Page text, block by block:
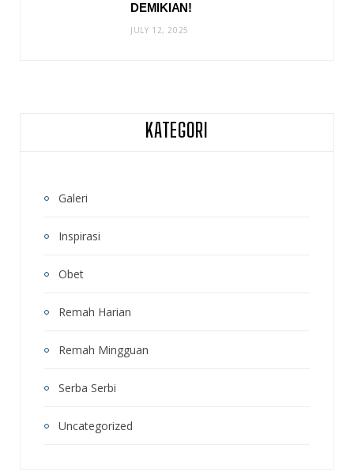
DEMIKIAN!
JULY 12, 2025
KATEGORI
Galeri
Inspirasi
Obet
Remah Harian
Remah Mingguan
Serba Serbi
Uncategorized